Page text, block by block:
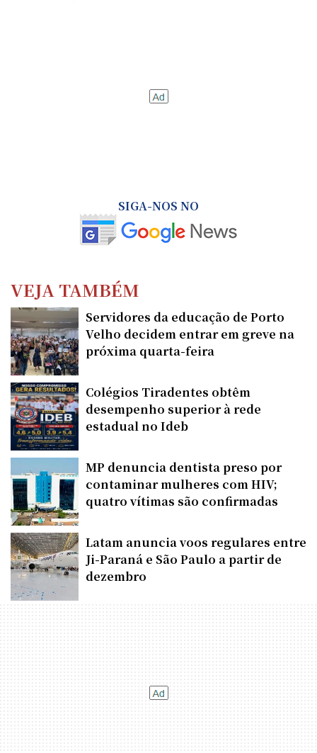
SIGA-NOS NO
VEJA TAMBÉM
Servidores da educação de Porto
Velho decidem entrar em greve na
próxima quarta-feira
Colégios Tiradentes obtêm
desempenho superior à rede
estadual no Ideb
MP denuncia dentista preso por
contaminar mulheres com HIV;
quatro vítimas são confirmadas
Latam anuncia voos regulares entre
Ji-Paraná e São Paulo a partir de
dezembro